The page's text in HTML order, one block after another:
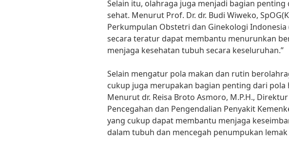
Selain itu, olahraga juga menjadi bagian penting
sehat. Menurut Prof. Dr. dr. Budi Wiweko,
Perkumpulan Obstetri dan Ginekologi Indonesia
secara teratur dapat membantu menurunkan
menjaga kesehatan tubuh secara keseluruhan.”
Selain mengatur pola makan dan rutin
cukup juga merupakan bagian penting dari pola
Menurut dr. Reisa Broto Asmoro, M.P.H., Direktur
Pencegahan dan Pengendalian Penyakit
yang cukup dapat membantu menjaga
dalam tubuh dan mencegah penumpukan